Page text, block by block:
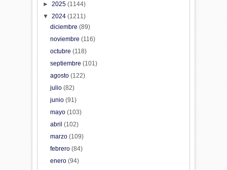
►2025(1144)
▼2024(1211)
diciembre (89)
noviembre (116)
octubre (118)
septiembre (101)
agosto (122)
julio (82)
junio (91)
mayo (103)
abril (102)
marzo (109)
febrero (84)
enero (94)